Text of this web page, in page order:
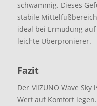
schwammig. Dieses
stabile
ideal bei Ermüdung
leichte Überpronierer.
Fazit
Der MIZUNO Wave
Wert auf Komfort